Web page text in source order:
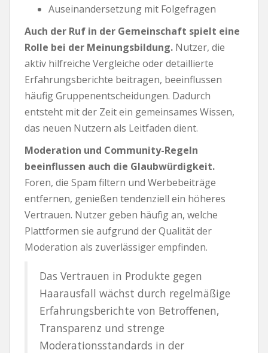
Auseinandersetzung mit Folgefragen
Auch der Ruf in der Gemeinschaft spielt eine
Rolle bei der Meinungsbildung. Nutzer, die
aktiv hilfreiche Vergleiche oder detaillierte
Erfahrungsberichte beitragen, beeinflussen
häufig Gruppenentscheidungen. Dadurch
entsteht mit der Zeit ein gemeinsames Wissen,
das neuen Nutzern als Leitfaden dient.
Moderation und Community-Regeln
beeinflussen auch die Glaubwürdigkeit.
Foren, die Spam filtern und Werbebeiträge
entfernen, genießen tendenziell ein höheres
Vertrauen. Nutzer geben häufig an, welche
Plattformen sie aufgrund der Qualität der
Moderation als zuverlässiger empfinden.
Das Vertrauen in Produkte gegen
Haarausfall wächst durch regelmäßige
Erfahrungsberichte von Betroffenen,
Transparenz und strenge
Moderationsstandards in der